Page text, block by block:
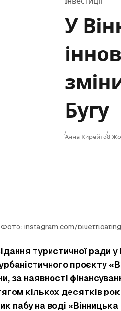
Category
У
Бугу
Анна Кирейто8
Фото: instagram.com/
туристичної ради у
проєкту
за наявності
кількох десятків
пабу на воді «Вінницька